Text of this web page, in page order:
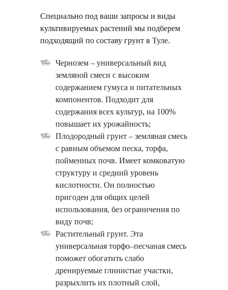
Специально под ваши запросы и виды
культивируемых растений мы подберем
подходящий по составу грунт в Туле.
Чернозем – универсальный вид
земляной смеси с высоким
содержанием гумуса и питательных
компонентов. Подходит для
содержания всех культур, на 100%
повышает их урожайность;
Плодородный грунт – земляная смесь
с равным объемом песка, торфа,
пойменных почв. Имеет комковатую
структуру и средний уровень
кислотности. Он полностью
пригоден для общих целей
использования, без ограничения по
виду почв;
Растительный грунт. Эта
универсальная торфо–песчаная смесь
поможет обогатить слабо
дренируемые глинистые участки,
разрыхлить их плотный слой,